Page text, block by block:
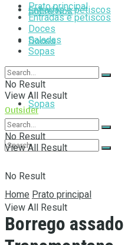
Sobre Nós
Entradas e petiscos
Doces
Saladas
Sopas
No Result
View All Result
Prato principal
Entradas e petiscos
Doces
Saladas
Sopas
No Result
View All Result
Outsider
No Result
View All Result
Home Prato principal
Borrego